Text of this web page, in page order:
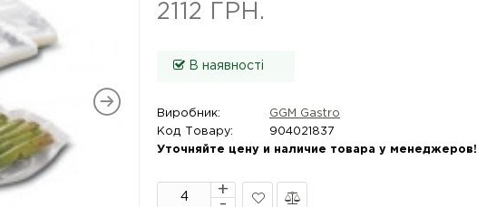
2112 ГРН.
В наявності
Виробник:
GGM Gastro
Код Товару:
904021837
Уточняйте цену и наличие товара у менеджеров!